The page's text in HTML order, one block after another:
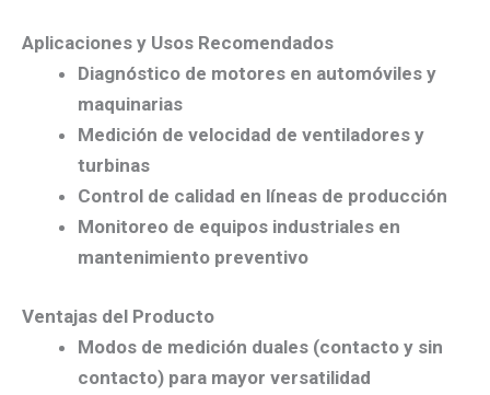
Aplicaciones y Usos Recomendados
Diagnóstico de motores en automóviles y
maquinarias
Medición de velocidad de ventiladores y
turbinas
Control de calidad en líneas de producción
Monitoreo de equipos industriales en
mantenimiento preventivo
Ventajas del Producto
Modos de medición duales (contacto y sin
contacto) para mayor versatilidad